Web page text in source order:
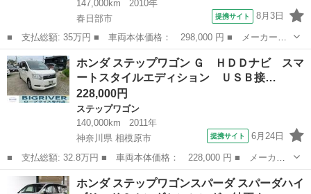
147,000km
2010年
春日部市
提携サイト 8月3日
■ 支払総額: 35万円 ■ 車両本体価格： 298,000 円 ■ メーカー
名： ホンダ ■ 車種名： ステップワゴンスパーダ ■ グレード
名： Ｚ 禁煙車／レザー調カバー／ＴＶ／オートライト／オートエ
アコン／ドラレコ／...
埼玉 春日部市 ステップワゴン
ホンダ ステップワゴン Ｇ ＨＤＤナビ スマ
ートスタイルエディション ＵＳＢ接…
228,000円
ステップワゴン
140,000km
2011年
神奈川県 相模原市
提携サイト 6月24日
■ 支払総額: 32.8万円 ■ 車両本体価格： 228,000 円 ■ メーカー
名： ホンダ ■ 車種名： ステップワゴン ■ グレード名： Ｇ
ＨＤＤナビ スマートスタイルエディション ＵＳＢ接続 ダブルエ
神奈川 相模原市 ステップワゴン
ホンダ ステップワゴンスパーダ スパーダハイ